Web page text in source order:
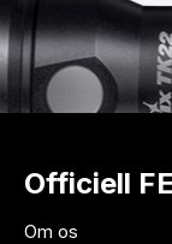
Officiell
Om os